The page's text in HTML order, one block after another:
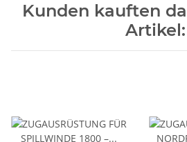
Kunden kauften
Artikel: